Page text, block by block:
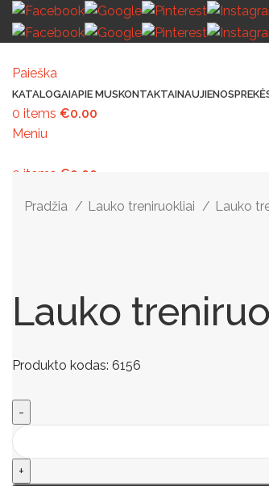
Paieška
KATALOGAIAPIE MUSKONTAKTAINAUJIENOS
0 items €0.00
Meniu
0 items €0.00
Pradžia Lauko treniruokliai Lauko
Lauko
Produkto kodas: 6156